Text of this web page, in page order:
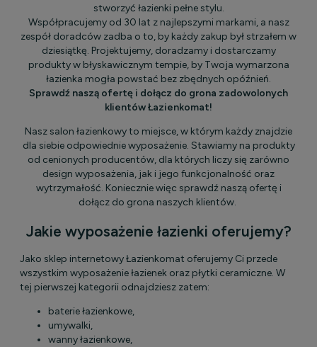
stworzyć łazienki pełne stylu.
Współpracujemy od 30 lat z najlepszymi markami, a nasz
zespół doradców zadba o to, by każdy zakup był strzałem w
dziesiątkę. Projektujemy, doradzamy i dostarczamy
produkty w błyskawicznym tempie, by Twoja wymarzona
łazienka mogła powstać bez zbędnych opóźnień.
Sprawdź naszą ofertę i dołącz do grona zadowolonych
klientów Łazienkomat!
Nasz salon łazienkowy to miejsce, w którym każdy znajdzie
dla siebie odpowiednie wyposażenie. Stawiamy na produkty
od cenionych producentów, dla których liczy się zarówno
design wyposażenia, jak i jego funkcjonalność oraz
wytrzymałość. Koniecznie więc sprawdź naszą ofertę i
dołącz do grona naszych klientów.
Jakie wyposażenie łazienki oferujemy?
Jako sklep internetowy Łazienkomat oferujemy Ci przede
wszystkim wyposażenie łazienek oraz płytki ceramiczne. W
tej pierwszej kategorii odnajdziesz zatem:
baterie łazienkowe,
umywalki,
wanny łazienkowe,